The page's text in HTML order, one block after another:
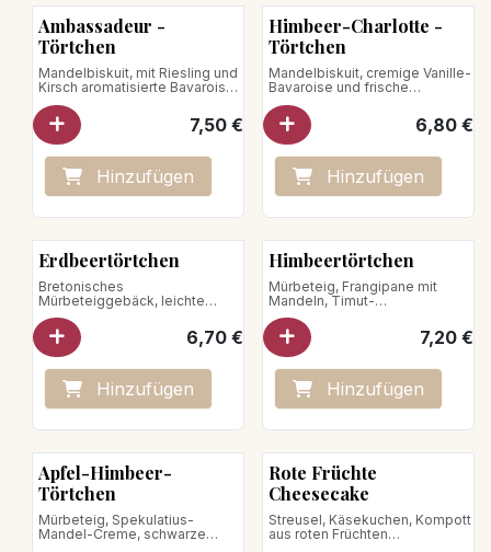
Ambassadeur -
Törtchen
Mandelbiskuit, mit Riesling und
Kirsch aromatisierte Bavaroise,
7,50€
Hinzufügen
Himbeer-Charlotte -
Törtchen
Mandelbiskuit, cremige Vanille-
Bavaroise und frische
6,80€
Hinzufügen
Erdbeertörtchen
Bretonisches
Mürbeteiggebäck, leichte
Vanillecreme,
Erdbeermarmelade, Erdbeeren
6,70€
Hinzufügen
Himbeertörtchen
Mürbeteig, Frangipane mit
Mandeln, Timut-
Himbeermarmelade, leichte
Vanillecreme, Himbeeren\7,20€
Hinzufügen
Neu!
Apfel-Himbeer-
Törtchen
Mürbeteig, Spekulatius-
Mandel-Creme, schwarze
Johannisbeere, Apfel-
Rote Früchte
Cheesecake
Streusel, Käsekuchen, Kompott
aus roten Früchten
Nettogewicht : 140g